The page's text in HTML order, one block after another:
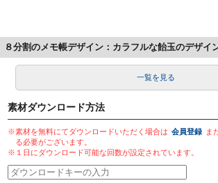
８分割のメモ帳デザイン：カラフルな飴玉のデザイ
一覧を見る
素材ダウンロード方法
※素材を無料にてダウンロードいただく場合は 会員登録 ま
る必要がございます。
※１日にダウンロード可能な回数が設定されています。